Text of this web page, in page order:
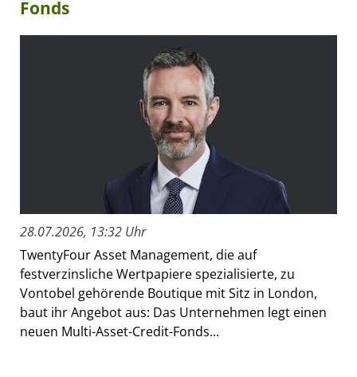
Fonds
28.07.2026, 13:32 Uhr
TwentyFour Asset Management, die auf
festverzinsliche Wertpapiere spezialisierte, zu
Vontobel gehörende Boutique mit Sitz in London,
baut ihr Angebot aus: Das Unternehmen legt einen
neuen Multi-Asset-Credit-Fonds...